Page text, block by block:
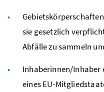
sie gesetzlich
Abfälle zu sammeln
Inhaberinnen/Inhaber
einesEU-